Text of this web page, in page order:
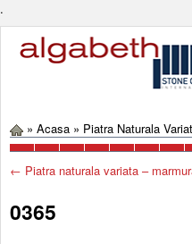
.
» Acasa » Piatra Naturala
← Piatra naturala variata –
0365